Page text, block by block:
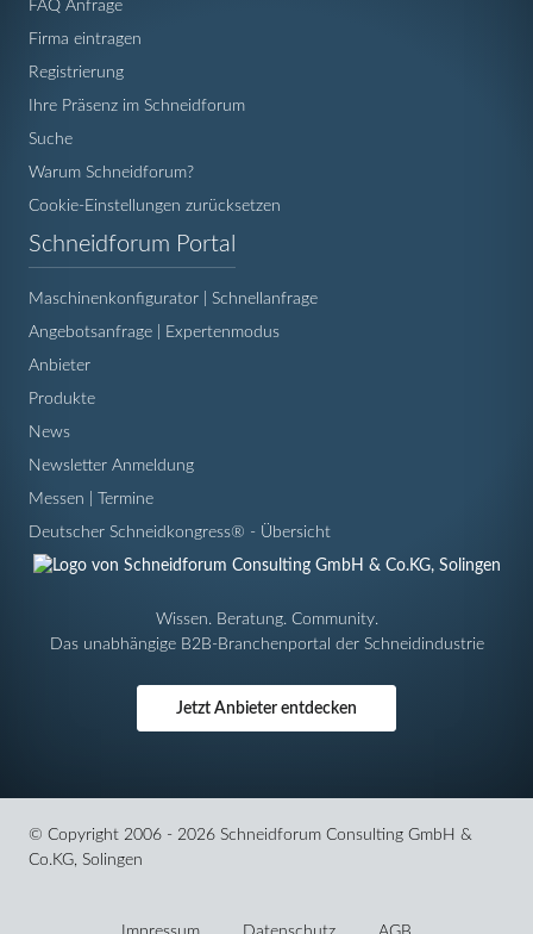
FAQ Anfrage
Firma eintragen
Registrierung
Ihre Präsenz im Schneidforum
Suche
Warum Schneidforum?
Cookie-Einstellungen zurücksetzen
Schneidforum Portal
Maschinenkonfigurator | Schnellanfrage
Angebotsanfrage | Expertenmodus
Anbieter
Produkte
News
Newsletter Anmeldung
Messen | Termine
Deutscher Schneidkongress® - Übersicht
Wissen. Beratung. Community.
Das unabhängige B2B-Branchenportal der Schneidindustrie
Jetzt Anbieter entdecken
© Copyright 2006 - 2026 Schneidforum Consulting GmbH &
Co.KG, Solingen
überspringen